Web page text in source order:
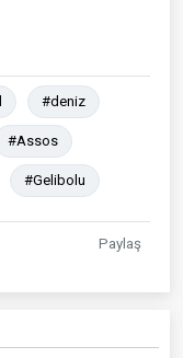
#deniz
#Assos
#Gelibolu
Paylaş